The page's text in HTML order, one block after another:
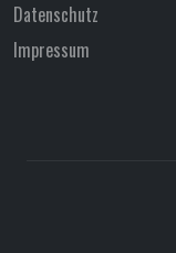
Datenschutz
Impressum